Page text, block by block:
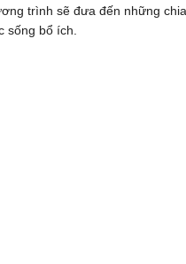
trình sẽ đưa đến những
sống bổ ích.